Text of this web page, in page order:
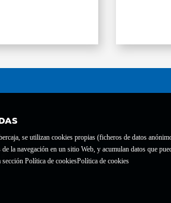
se utilizan cookies propias (ficheros de datos
la navegación en un sitio Web, y acumulan datos que
Política de cookiesPolítica de cookies
1689.